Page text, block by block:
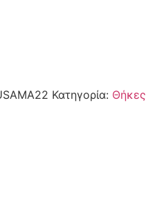
Κατηγορία: Θήκες